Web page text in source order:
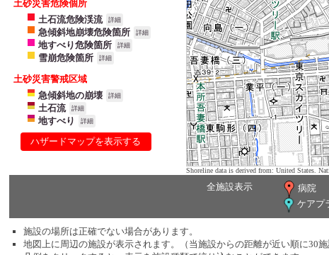
土砂災害危険個所
土石流危険渓流
詳細
急傾斜地崩壊危険箇所 詳細
地すべり危険箇所 詳細
雪崩危険箇所 詳細
土砂災害警戒区域
急傾斜地の崩壊
詳細
土石流 詳細
地すべり 詳細
ハザードマップを表示する
Shoreline data is derived from: United States.
全施設表示 病院
ケアプ
施設の場所は正確でない場合があります。
地図上に周辺の施設が表示されます。（当施設からの距離が近い順に30施